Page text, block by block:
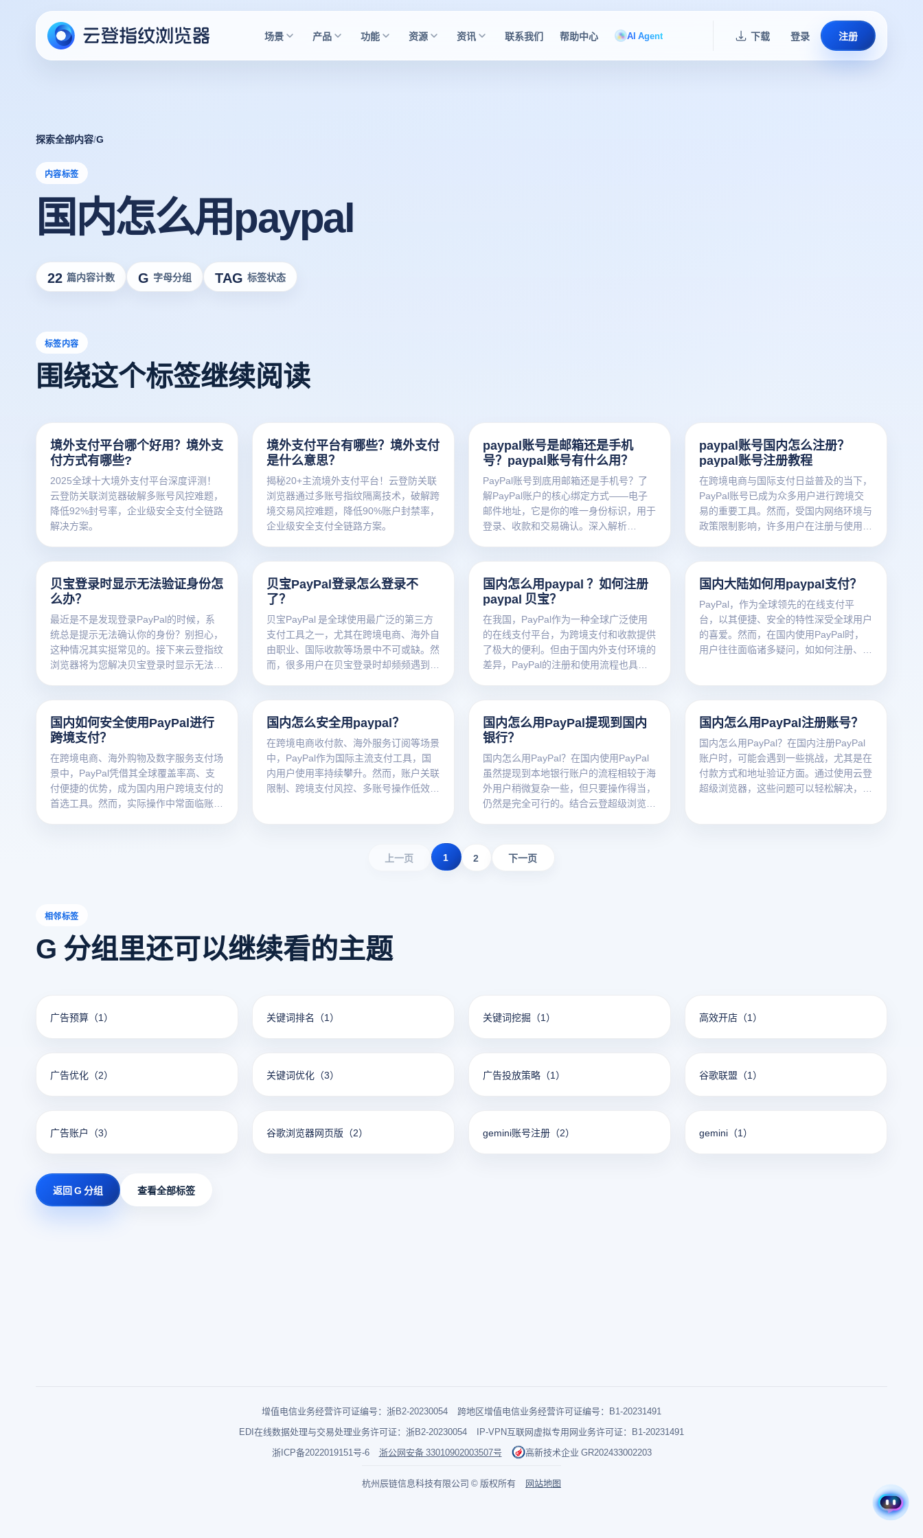
场景 产品 功能 资源 资讯 联系我们 帮助中心 AI Agent 下载 登录 注册
探索全部内容/G
内容标签
国内怎么用paypal
22 篇内容计数 G 字母分组 TAG 标签状态
标签内容
围绕这个标签继续阅读
境外支付平台哪个好用？境外支
付方式有哪些?
2025全球十大境外支付平台深度评测！
云登防关联浏览器破解多账号风控难题，
降低92%封号率，企业级安全支付全链路
解决方案。
境外支付平台有哪些？境外支付
是什么意思？
揭秘20+主流境外支付平台！云登防关联
浏览器通过多账号指纹隔离技术，破解跨
境交易风控难题，降低90%账户封禁率，
企业级安全支付全链路方案。
paypal账号是邮箱还是手机
号？paypal账号有什么用？
PayPal账号到底用邮箱还是手机号？了
解PayPal账户的核心绑定方式——电子
邮件地址，它是你的唯一身份标识，用于
登录、收款和交易确认。深入解析
paypal账号国内怎么注册？
paypal账号注册教程
在跨境电商与国际支付日益普及的当下，
PayPal账号已成为众多用户进行跨境交
易的重要工具。然而，受国内网络环境与
政策限制影响，许多用户在注册与使用
贝宝登录时显示无法验证身份怎
么办？
最近是不是发现登录PayPal的时候，系
统总是提示无法确认你的身份？别担心，
这种情况其实挺常见的。接下来云登指纹
浏览器将为您解决贝宝登录时显示无法验
贝宝PayPal登录怎么登录不
了？
贝宝PayPal 是全球使用最广泛的第三方
支付工具之一，尤其在跨境电商、海外自
由职业、国际收款等场景中不可或缺。然
而，很多用户在贝宝登录时却频频遇到问
录不了的常见原因，并逐一给出对应的解
决办法。
国内怎么用paypal ？如何注册
paypal 贝宝？
在我国，PayPal作为一种全球广泛使用
的在线支付平台，为跨境支付和收款提供
了极大的便利。但由于国内外支付环境的
差异，PayPal的注册和使用流程也具有
国内大陆如何用paypal支付？
PayPal，作为全球领先的在线支付平
台，以其便捷、安全的特性深受全球用户
的喜爱。然而，在国内使用PayPal时，
用户往往面临诸多疑问，如如何注册、绑
国内如何安全使用PayPal进行
跨境支付？
在跨境电商、海外购物及数字服务支付场
景中，PayPal凭借其全球覆盖率高、支
付便捷的优势，成为国内用户跨境支付的
首选工具。然而，实际操作中常面临账户
国内怎么安全用paypal？
在跨境电商收付款、海外服务订阅等场景
中，PayPal作为国际主流支付工具，国
内用户使用率持续攀升。然而，账户关联
限制、跨境支付风控、多账号操作低效三
国内怎么用PayPal提现到国内
银行？
国内怎么用PayPal？在国内使用PayPal
虽然提现到本地银行账户的流程相较于海
外用户稍微复杂一些，但只要操作得当，
仍然是完全可行的。结合云登超级浏览器
国内怎么用PayPal注册账号？
国内怎么用PayPal？在国内注册PayPal
账户时，可能会遇到一些挑战，尤其是在
付款方式和地址验证方面。通过使用云登
超级浏览器，这些问题可以轻松解决，确
上一页 1 2 下一页
相邻标签
G 分组里还可以继续看的主题
广告预算 （1） 关键词排名 （1） 关键词挖掘 （1） 高效开店 （1）
广告优化 （2） 关键词优化 （3） 广告投放策略 （1） 谷歌联盟 （1）
广告账户 （3） 谷歌浏览器网页版 （2） gemini账号注册 （2） gemini （1）
返回 G 分组 查看全部标签
增值电信业务经营许可证编号：浙B2-20230054
跨地区增值电信业务经营许可证编号：B1-20231491
EDI在线数据处理与交易处理业务许可证：浙B2-20230054
IP-VPN互联网虚拟专用网业务许可证：B1-20231491
浙ICP备2022019151号-6
浙公网安备 33010902003507号 高新技术企业 GR202433002203
杭州辰链信息科技有限公司 © 版权所有 网站地图